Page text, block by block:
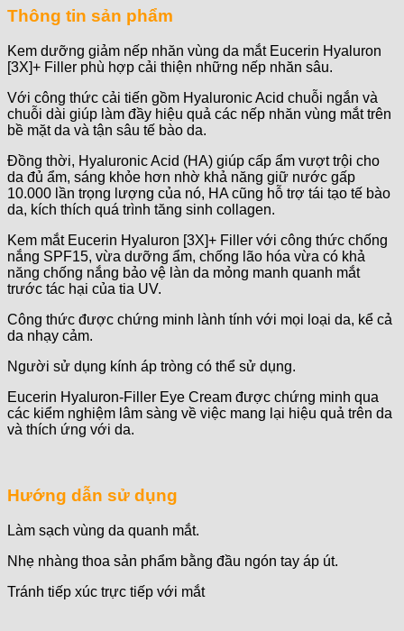
Thông tin sản phẩm
Kem dưỡng giảm nếp nhăn vùng da mắt Eucerin Hyaluron
[3X]+ Filler phù hợp cải thiện những nếp nhăn sâu.
Với công thức cải tiến gồm Hyaluronic Acid chuỗi ngắn và
chuỗi dài giúp làm đầy hiệu quả các nếp nhăn vùng mắt trên
bề mặt da và tận sâu tế bào da.
Đồng thời, Hyaluronic Acid (HA) giúp cấp ẩm vượt trội cho
da đủ ẩm, sáng khỏe hơn nhờ khả năng giữ nước gấp
10.000 lần trọng lượng của nó, HA cũng hỗ trợ tái tạo tế bào
da, kích thích quá trình tăng sinh collagen.
Kem mắt Eucerin Hyaluron [3X]+ Filler với công thức chống
nắng SPF15, vừa dưỡng ẩm, chống lão hóa vừa có khả
năng chống nắng bảo vệ làn da mỏng manh quanh mắt
trước tác hại của tia UV.
Công thức được chứng minh lành tính với mọi loại da, kể cả
da nhạy cảm.
Người sử dụng kính áp tròng có thể sử dụng.
Eucerin Hyaluron-Filler Eye Cream được chứng minh qua
các kiểm nghiệm lâm sàng về việc mang lại hiệu quả trên da
và thích ứng với da.
Hướng dẫn sử dụng
Làm sạch vùng da quanh mắt.
Nhẹ nhàng thoa sản phẩm bằng đầu ngón tay áp út.
Tránh tiếp xúc trực tiếp với mắt